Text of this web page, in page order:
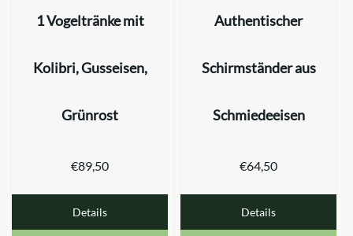
1 Vogeltränke mit
Kolibri, Gusseisen,
Grünrost
€89,50
Details
Authentischer
Schirmständer aus
Schmiedeeisen
€64,50
Details